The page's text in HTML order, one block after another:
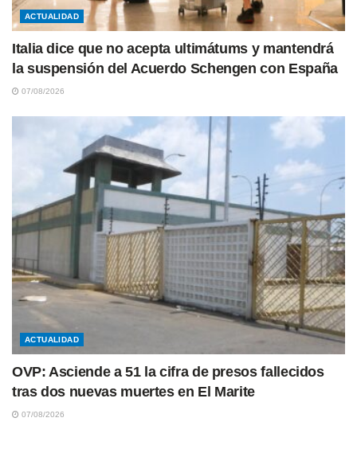
ACTUALIDAD
Italia dice que no acepta ultimátums y mantendrá
la suspensión del Acuerdo Schengen con España
07/08/2026
ACTUALIDAD
OVP: Asciende a 51 la cifra de presos fallecidos
tras dos nuevas muertes en El Marite
07/08/2026